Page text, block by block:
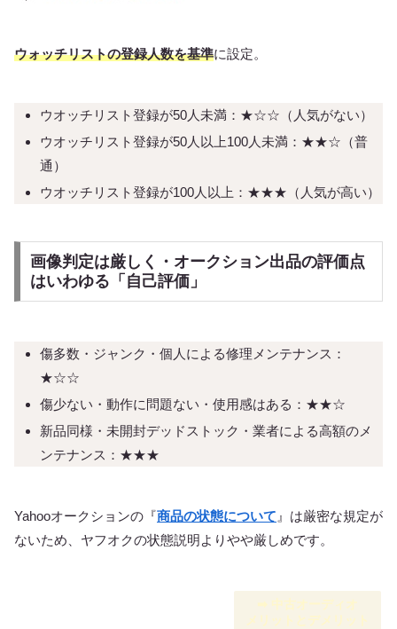
ウォッチリストの登録人数を基準に設定。
ウオッチリスト登録が50人未満：★☆☆（人気がない）
ウオッチリスト登録が50人以上100人未満：★★☆（普
通）
ウオッチリスト登録が100人以上：★★★（人気が高い）
画像判定は厳しく・オークション出品の評価点
はいわゆる「自己評価」
傷多数・ジャンク・個人による修理メンテナンス：
★☆☆
傷少ない・動作に問題ない・使用感はある：★★☆
新品同様・未開封デッドストック・業者による高額のメ
ンテナンス：★★★
Yahooオークションの『商品の状態について 』は厳密な規定が
ないため、ヤフオクの状態説明よりやや厳しめです。
➡︎ 中古オーディオ
メリットとデメリット